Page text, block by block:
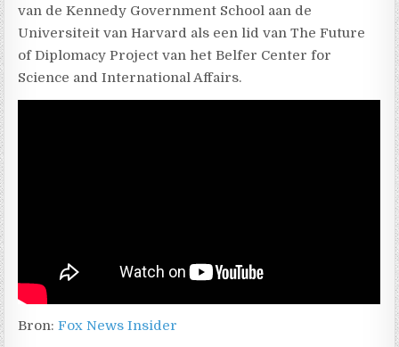
van de Kennedy Government School aan de
Universiteit van Harvard als een lid van The Future
of Diplomacy Project van het Belfer Center for
Science and International Affairs.
Bron:Fox News Insider